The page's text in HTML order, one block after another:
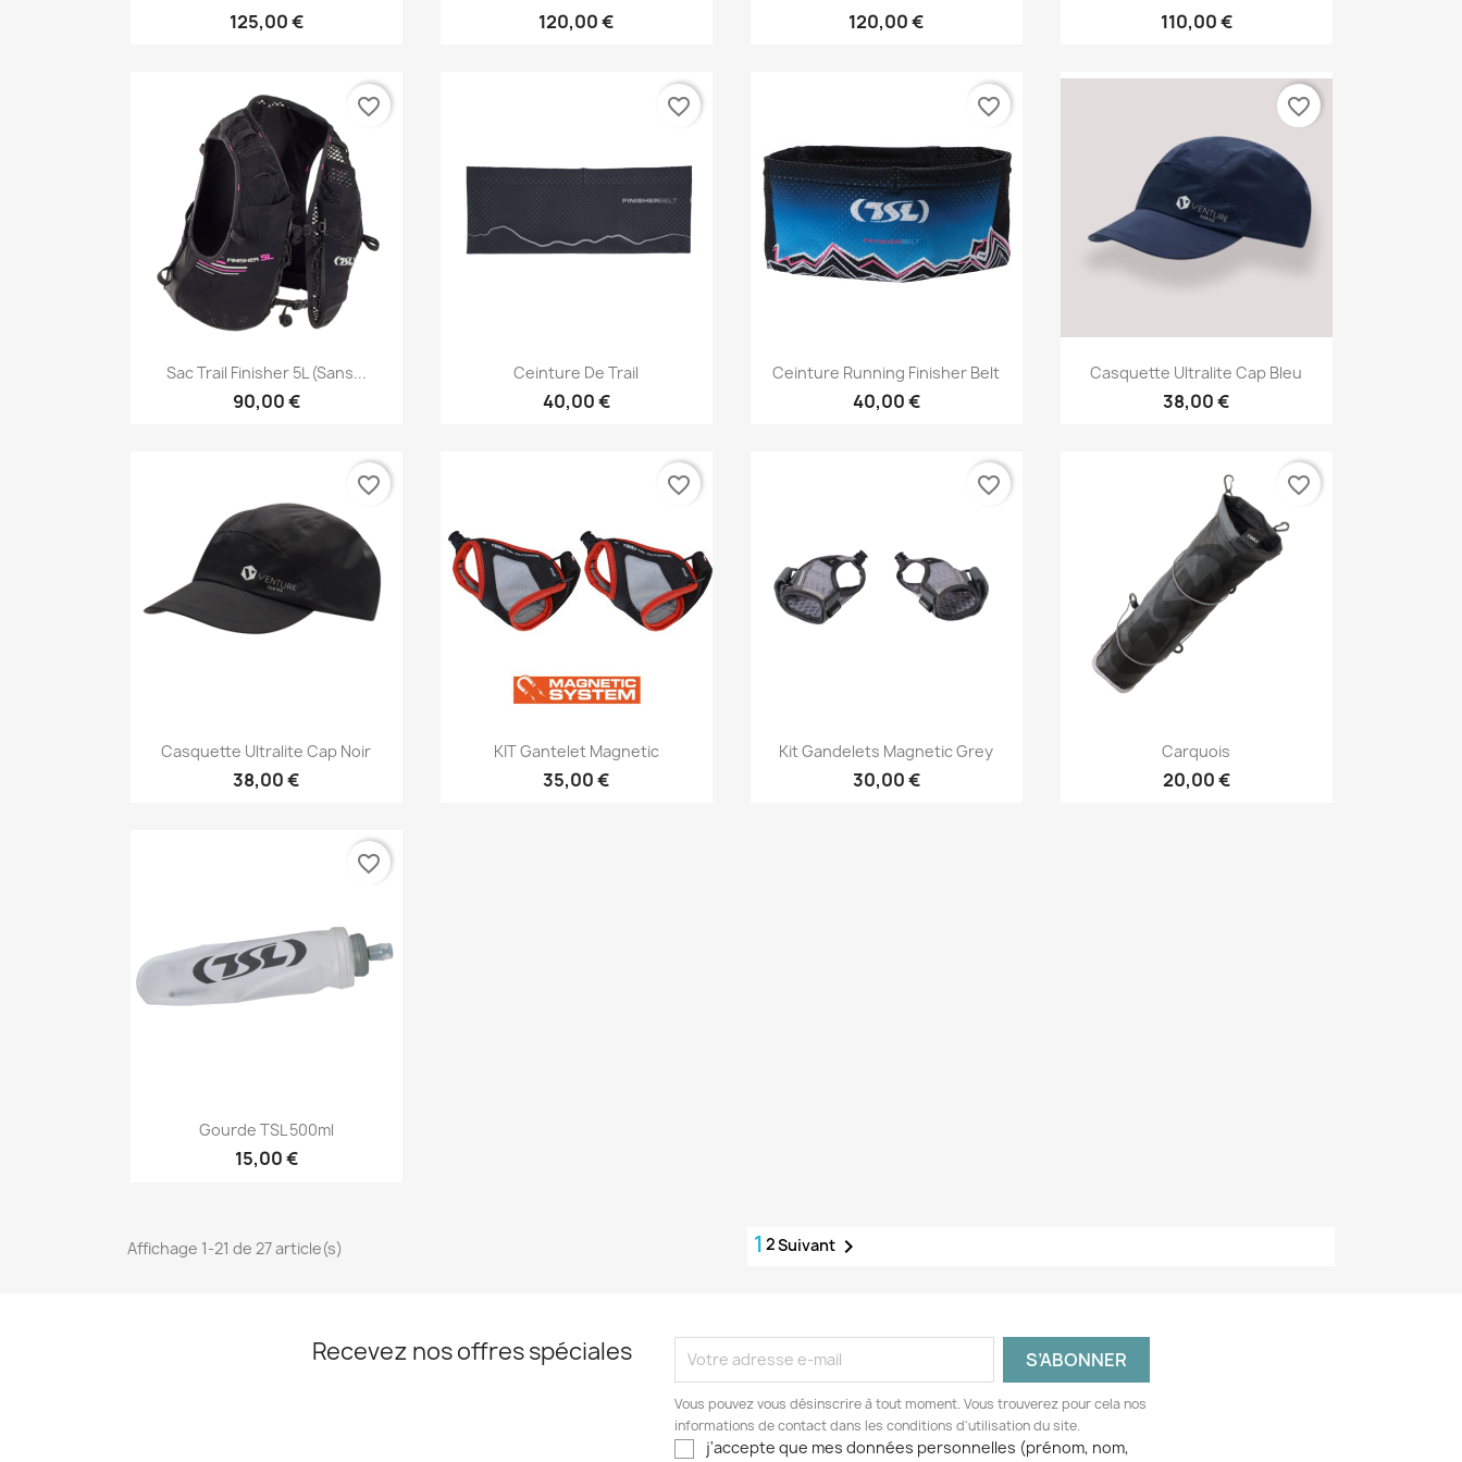
125,00 € 120,00 € 120,00 € 110,00 €
Aperçu rapide
Sac Trail Finisher 5L (sans...
90,00 €
favorite_border
Aperçu rapide
Ceinture De Trail
40,00 €
favorite_border
Aperçu rapide
Ceinture Running Finisher Belt
40,00 €
favorite_border
Aperçu rapide
Casquette Ultralite Cap Bleu
38,00 €
favorite_border
Aperçu rapide
Casquette Ultralite Cap Noir
38,00 €
favorite_border
Aperçu rapide
KIT Gantelet Magnetic
35,00 €
favorite_border
Aperçu rapide
Kit Gandelets Magnetic Grey
30,00 €
favorite_border
Aperçu rapide
Carquois
20,00 €
favorite_border
Aperçu rapide
Gourde TSL 500ml
15,00 €
favorite_border
Affichage 1-21 de 27 article(s) 1 2Suivant
Recevez nos offres spéciales
Vous pouvez vous désinscrire à tout moment. Vous trouverez pour cela nos
informations de contact dans les conditions d'utilisation du site.
j'accepte que mes données personnelles (prénom, nom,